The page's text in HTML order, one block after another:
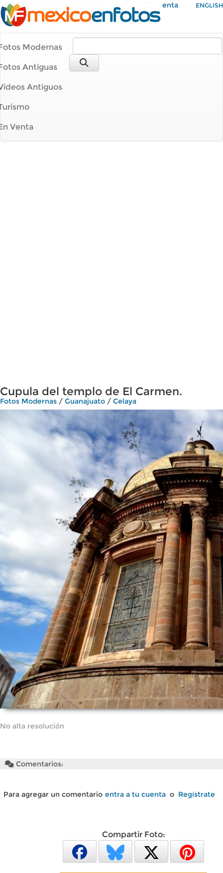
Mi Cuenta ENGLISH
Modernas
Antiguas
Antiguos
Venta
Cupula del templo de El Carmen.
Fotos Modernas / Guanajuato / Celaya
No alta resolución
Comentarios:
Para agregar un comentario entra a tu cuenta o Regístrate
Compartir Foto: